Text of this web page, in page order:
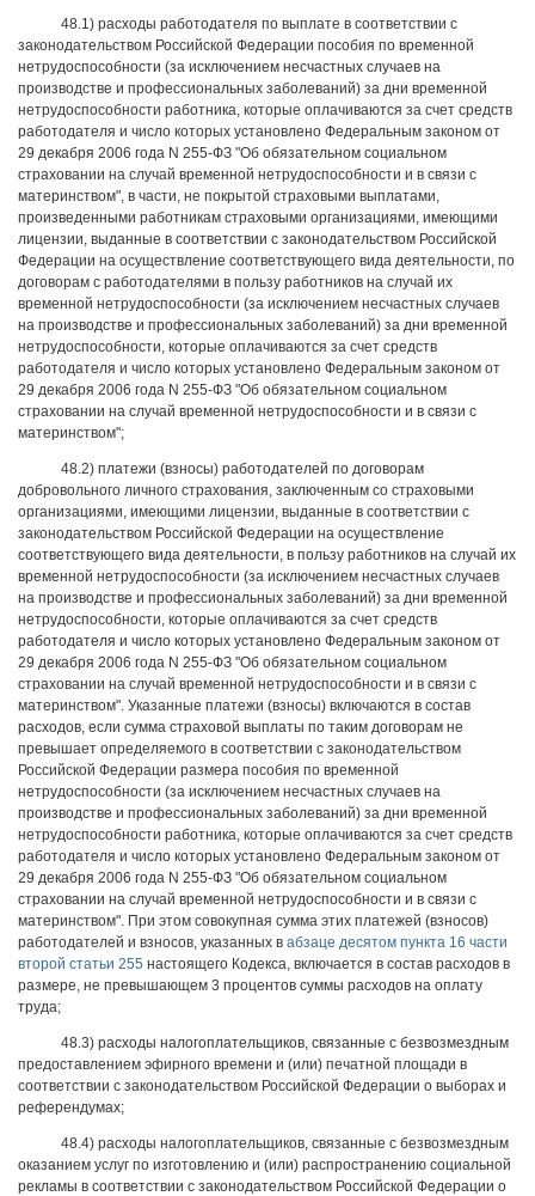
48.1) расходы работодателя по выплате в соответствии с
законодательством Российской Федерации пособия по временной
нетрудоспособности (за исключением несчастных случаев на
производстве и профессиональных заболеваний) за дни временной
нетрудоспособности работника, которые оплачиваются за счет средств
работодателя и число которых установлено Федеральным законом от
29 декабря 2006 года N 255-ФЗ "Об обязательном социальном
страховании на случай временной нетрудоспособности и в связи с
материнством", в части, не покрытой страховыми выплатами,
произведенными работникам страховыми организациями, имеющими
лицензии, выданные в соответствии с законодательством Российской
Федерации на осуществление соответствующего вида деятельности, по
договорам с работодателями в пользу работников на случай их
временной нетрудоспособности (за исключением несчастных случаев
на производстве и профессиональных заболеваний) за дни временной
нетрудоспособности, которые оплачиваются за счет средств
работодателя и число которых установлено Федеральным законом от
29 декабря 2006 года N 255-ФЗ "Об обязательном социальном
страховании на случай временной нетрудоспособности и в связи с
материнством";
48.2) платежи (взносы) работодателей по договорам
добровольного личного страхования, заключенным со страховыми
организациями, имеющими лицензии, выданные в соответствии с
законодательством Российской Федерации на осуществление
соответствующего вида деятельности, в пользу работников на случай их
временной нетрудоспособности (за исключением несчастных случаев
на производстве и профессиональных заболеваний) за дни временной
нетрудоспособности, которые оплачиваются за счет средств
работодателя и число которых установлено Федеральным законом от
29 декабря 2006 года N 255-ФЗ "Об обязательном социальном
страховании на случай временной нетрудоспособности и в связи с
материнством". Указанные платежи (взносы) включаются в состав
расходов, если сумма страховой выплаты по таким договорам не
превышает определяемого в соответствии с законодательством
Российской Федерации размера пособия по временной
нетрудоспособности (за исключением несчастных случаев на
производстве и профессиональных заболеваний) за дни временной
нетрудоспособности работника, которые оплачиваются за счет средств
работодателя и число которых установлено Федеральным законом от
29 декабря 2006 года N 255-ФЗ "Об обязательном социальном
страховании на случай временной нетрудоспособности и в связи с
материнством". При этом совокупная сумма этих платежей (взносов)
работодателей и взносов, указанных в абзаце десятом пункта 16 части
второй статьи 255 настоящего Кодекса, включается в состав расходов в
размере, не превышающем 3 процентов суммы расходов на оплату
труда;
48.3) расходы налогоплательщиков, связанные с безвозмездным
предоставлением эфирного времени и (или) печатной площади в
соответствии с законодательством Российской Федерации о выборах и
референдумах;
48.4) расходы налогоплательщиков, связанные с безвозмездным
оказанием услуг по изготовлению и (или) распространению социальной
рекламы в соответствии с законодательством Российской Федерации о